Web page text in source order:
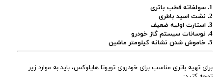
1. سولفاته قطب باتری
2. نشت اسید باطری
3. استارت اولیه ضعیف
4. نوسانات سیستم گاز خودرو
5. خاموش شدن نشانه کیلومتر ماشین
برای تهیه باتری مناسب برای خودروی تویوتا هایلوکس، باید به موارد زیر